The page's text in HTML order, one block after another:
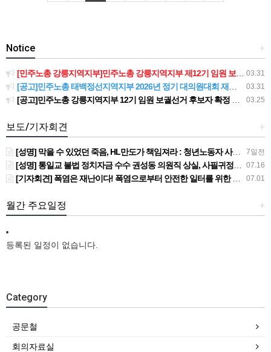
+
Notice
03.31
[민주노총 강릉지역지부]민주노총 강릉지역지부 제12기 임원 보궐선거결과 공고
03.31
[공고]민주노총 태백정선지역지부 2026년 정기 대의원대회 재소집 건
03.25
[공고]민주노총 강릉지역지부 12기 임원 보궐선거 후보자 확정 공고
+
보도/기자회견
7일전
[성명] 막을 수 있었던 죽음, HL만도가 책임져라 : 청년노동자 사망사고의 철저한 진상규명과 재발방지 대책 마련하라
07.16
[성명] 통일교 불법 정치자금 수수 권성동 의원직 상실, 사필귀정이다
07.01
[기자회견] 폭염은 재난이다! 폭염으로부터 안전한 일터를 위한 민주노총 강원지역본부 폭염감시단 선포 기자회견
+
월간 주요일정
등록된 일정이 없습니다.
Category
공문철
회의자료실